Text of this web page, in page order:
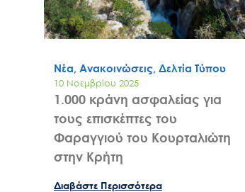
Νέα, Ανακοινώσεις, Δελτία Τύπου
10 Νοεμβρίου 2025
1.000 κράνη ασφαλείας για
τους επισκέπτες του
Φαραγγιού του Κουρταλιώτη
στην Κρήτη
Διαβάστε Περισσότερα